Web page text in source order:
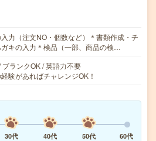
力（注文NO・個数など）＊書類作成・チ
ガキの入力＊検品（一部、商品の検…
ランクOK / 英語力不要
験があればチャレンジOK！
30代 40代 50代
60代